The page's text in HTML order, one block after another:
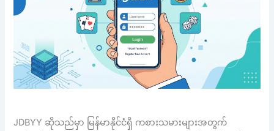
JDBYY ဆိုသည်မှာ မြန်မာနိုင်ငံရှိ ကစားသမားများအတွက်